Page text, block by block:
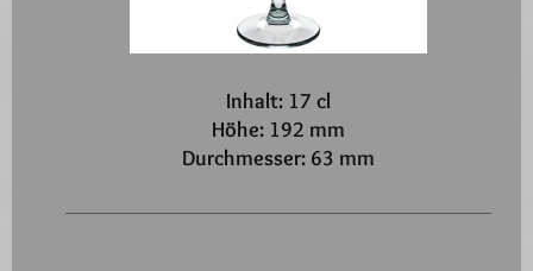
Inhalt: 17 cl
Höhe: 192 mm
Durchmesser: 63 mm